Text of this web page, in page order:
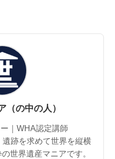
（の中の人）
｜WHA認定講師
跡を求めて世界を縦横
世界遺産マニアです。